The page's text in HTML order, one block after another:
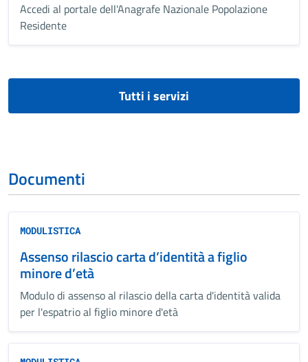
Accedi al portale dell'Anagrafe Nazionale Popolazione
Residente
Tutti i servizi
Documenti
MODULISTICA
Assenso rilascio carta d’identità a figlio
minore d’età
Modulo di assenso al rilascio della carta d'identità valida
per l'espatrio al figlio minore d'età